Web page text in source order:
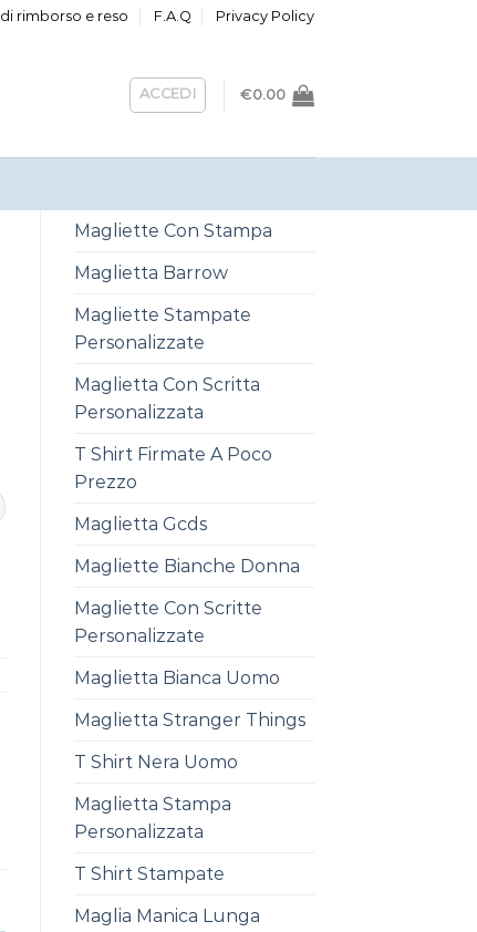
rimborso e reso F.A.Q Privacy Policy
ACCEDI €0.00
Magliette Con Stampa
Maglietta Barrow
Magliette Stampate
Personalizzate
Maglietta Con Scritta
Personalizzata
T Shirt Firmate A Poco
Prezzo
Maglietta Gcds
Magliette Bianche Donna
Magliette Con Scritte
Personalizzate
Maglietta Bianca Uomo
Maglietta Stranger Things
T Shirt Nera Uomo
Maglietta Stampa
Personalizzata
T Shirt Stampate
Maglia Manica Lunga